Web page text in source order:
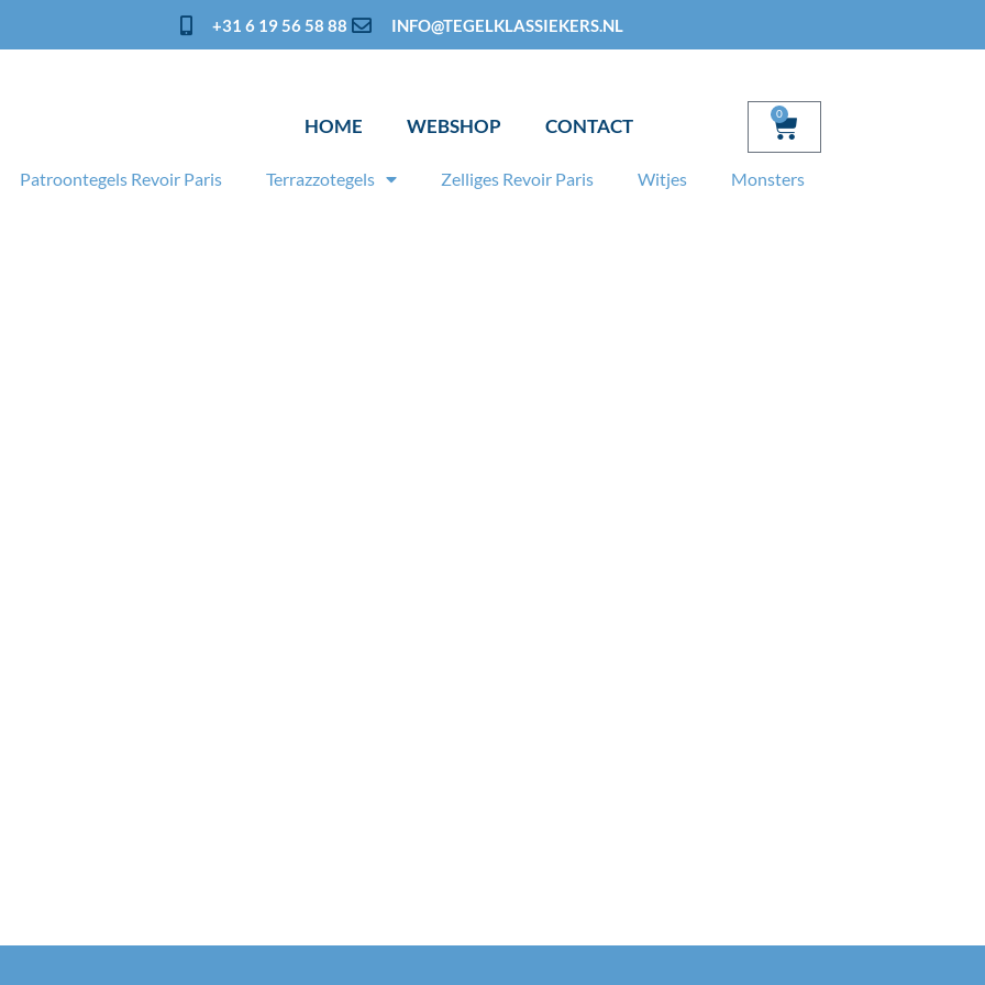
+31 6 19 56 58 88 INFO@TEGELKLASSIEKERS.NL
HOME WEBSHOP CONTACT
0
Winkelwagen
Patroontegels Revoir Paris Terrazzotegels Zelliges Revoir Paris Witjes Monsters